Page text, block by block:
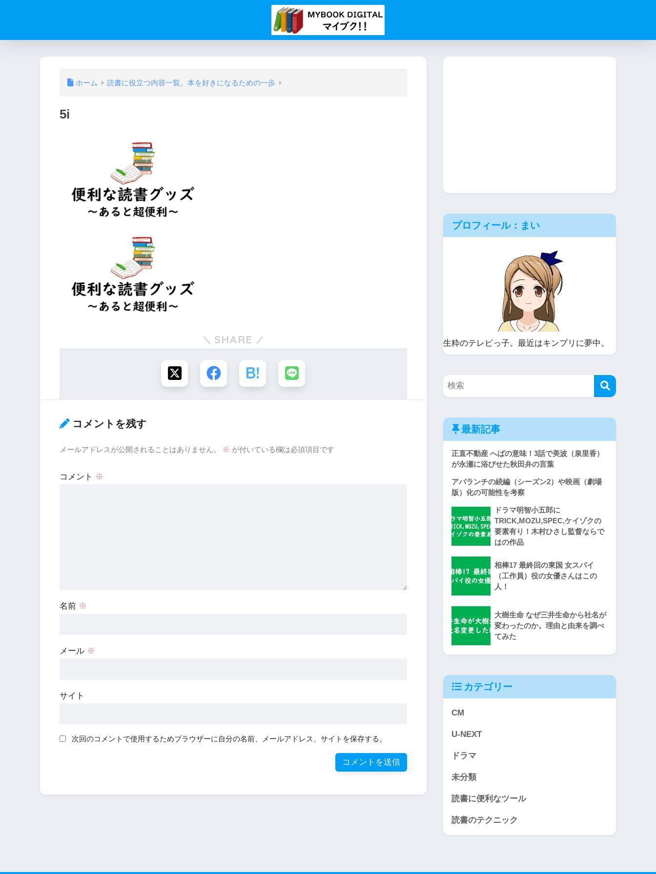
ホーム 読書に役立つ内容一覧。本を好きになるための一歩
5i
SHARE
コメントを残す
メールアドレスが公開されることはありません。 ※ が付いている欄は必須項目です
コメント ※
名前 ※
メール ※
サイト
次回のコメントで使用するためブラウザーに自分の名前、メールアドレス、サイトを保存する。
プロフィール：まい
生粋のテレビっ子。最近はキンプリに夢中。
最新記事
正直不動産 へばの意味！3話で美波（泉里香）
が永瀬に浴びせた秋田弁の言葉
アバランチの続編（シーズン2）や映画（劇場
版）化の可能性を考察
ドラマ明智小五郎に
TRICK,MOZU,SPEC,ケイゾクの
要素有り！木村ひさし監督ならで
はの作品
相棒17 最終回の東国 女スパイ
（工作員）役の女優さんはこの
人！
大樹生命 なぜ三井生命から社名が
変わったのか。理由と由来を調べ
てみた
カテゴリー
CM
U-NEXT
ドラマ
未分類
読書に便利なツール
読書のテクニック